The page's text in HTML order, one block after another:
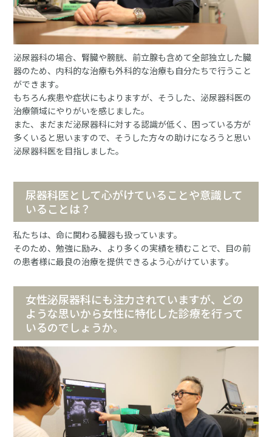
泌尿器科の場合、腎臓や膀胱、前立腺も含めて全部独立した臓
器のため、内科的な治療も外科的な治療も自分たちで行うこと
ができます。
もちろん疾患や症状にもよりますが、そうした、泌尿器科医の
治療領域にやりがいを感じました。
また、まだまだ泌尿器科に対する認識が低く、困っている方が
多くいると思いますので、そうした方々の助けになろうと思い
泌尿器科医を目指しました。
尿器科医として心がけていることや意識して
いることは？
私たちは、命に関わる臓器も扱っています。
そのため、勉強に励み、より多くの実績を積むことで、目の前
の患者様に最良の治療を提供できるよう心がけています。
女性泌尿器科にも注力されていますが、どの
ような思いから女性に特化した診療を行って
いるのでしょうか。